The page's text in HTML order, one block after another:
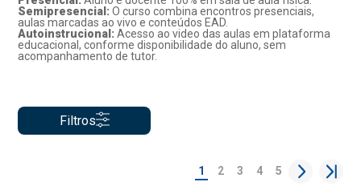
Semipresencial:O curso combina encontros presenciais,
aulas marcadas ao vivo e conteúdos EAD.
Autoinstrucional:Acesso ao video das aulas em plataforma
educacional, conforme disponibilidade do aluno, sem
acompanhamento de tutor.
Filtros
1 2 3 4 5